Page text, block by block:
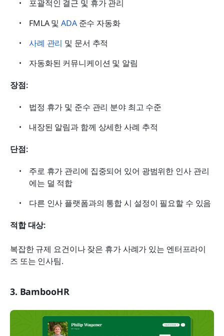
포괄적인 결근 및 휴가 관리
FMLA 및 ADA 준수 자동화
사례 관리 및 문서 추적
자동화된 커뮤니케이션 및 알림
장점:
법정 휴가 및 준수 관리 분야 최고 수준
내장된 알림과 함께 상세한 사례 추적
단점:
주로 휴가 관리에 집중되어 있어 광범위한 인사 관리
에는 덜 적합
다른 인사 플랫폼과의 통합 시 설정이 필요할 수 있음
적합 대상:
복잡한 규제 요건이나 잦은 휴가 사례가 있는 엔터프라이
즈 또는 인사팀.
3. BambooHR